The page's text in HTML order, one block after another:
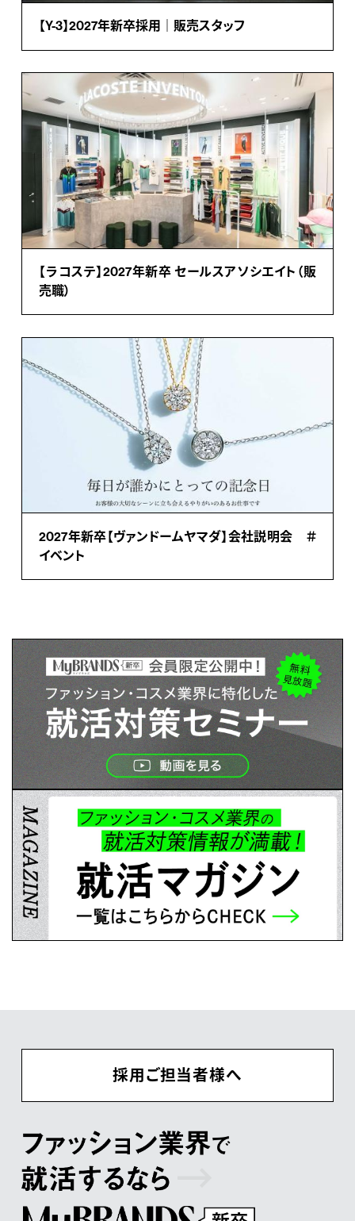
【Y-3】2027年新卒採用｜販売スタッフ
【ラコステ】2027年新卒 セールスアソシエイト（販
売職）
2027年新卒【ヴァンドームヤマダ】会社説明会 ＃
イベント
採用ご担当者様へ